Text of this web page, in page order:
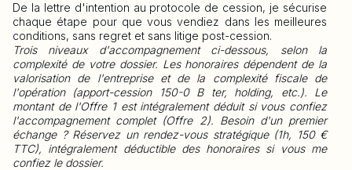
De la lettre d'intention au protocole de cession, je sécurise
chaque étape pour que vous vendiez dans les meilleures
conditions, sans regret et sans litige post-cession.
Trois niveaux d'accompagnement ci-dessous, selon la
complexité de votre dossier. Les honoraires dépendent de la
valorisation de l'entreprise et de la complexité fiscale de
l'opération (apport-cession 150-0 B ter, holding, etc.). Le
montant de l'Offre 1 est intégralement déduit si vous confiez
l'accompagnement complet (Offre 2). Besoin d'un premier
échange ? Réservez un rendez-vous stratégique (1h, 150 €
TTC), intégralement déductible des honoraires si vous me
confiez le dossier.